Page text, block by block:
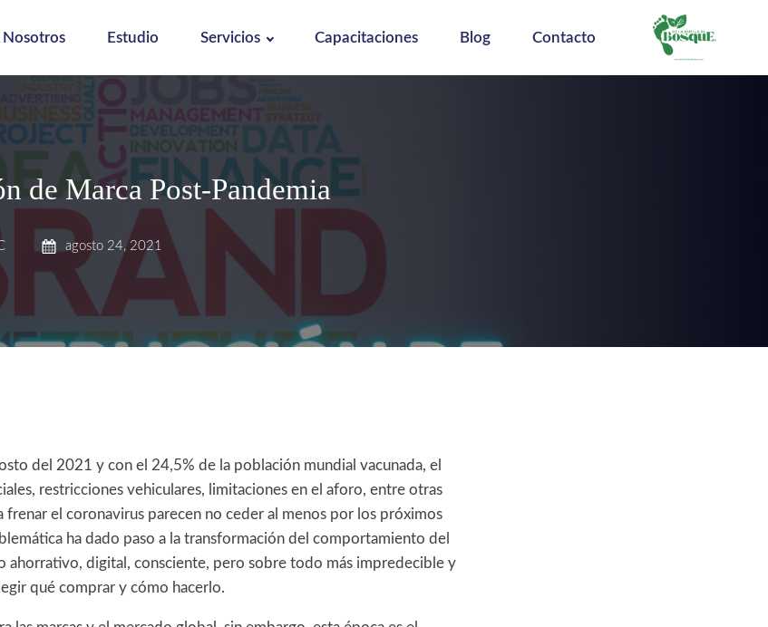
Nosotros Estudio Servicios Capacitaciones Blog Contacto
de Marca Post-Pandemia
agosto 24, 2021
del 2021 y con el 24,5% de la población mundial vacunada, el
restricciones vehiculares, limitaciones en el aforo, entre otras
frenar el coronavirus parecen no ceder al menos por los próximos
ha dado paso a la transformación del comportamiento del
ahorrativo, digital, consciente, pero sobre todo más impredecible y
qué comprar y cómo hacerlo.